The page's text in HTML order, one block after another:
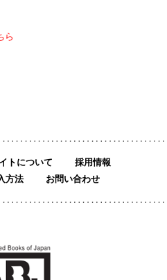
ら
トについて
採用情報
方法
お問い合わせ